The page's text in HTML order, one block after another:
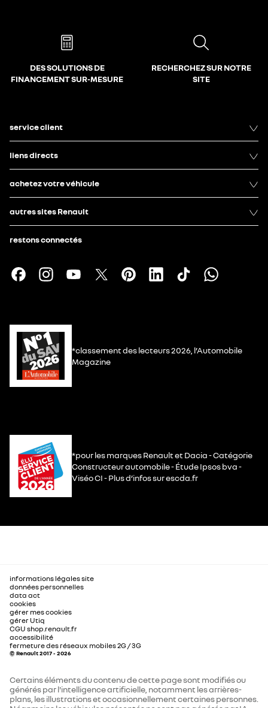
DES SOLUTIONS DE
FINANCEMENT SUR-MESURE
RECHERCHEZ SUR NOTRE
SITE
service client
liens directs
achetez votre véhicule
autres sites Renault
restons connectés
*classement des lecteurs 2026, l’Automobile
Magazine
*pour les marques Renault et Dacia - Catégorie
Constructeur automobile - Étude Ipsos bva -
Viséo CI - Plus d’infos sur escda.fr
informations légales site
données personnelles
data act
cookies
gérer mes cookies
gérer Utiq
CGU shop.renault.fr
accessibilité
fermeture des réseaux mobiles 2G / 3G
© Renault 2017 - 2026
Certains éléments du contenu de cette page sont modifiés ou
générés par l'intelligence artificielle, notamment les arrières-
plans, les illustrations et occasionnellement certaines personnes.